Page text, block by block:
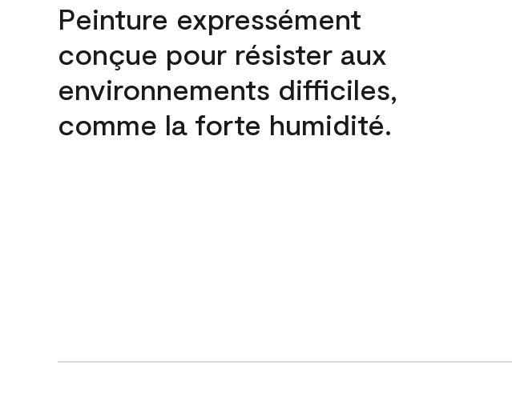
Peinture expressément
conçue pour résister aux
environnements difficiles,
comme la forte humidité.